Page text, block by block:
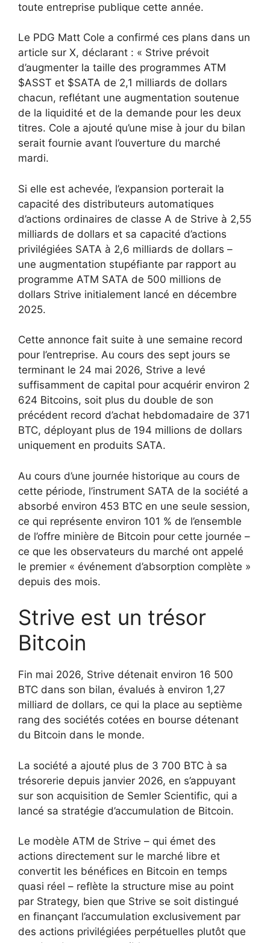
toute entreprise publique cette année.
Le PDG Matt Cole a confirmé ces plans dans un
article sur X, déclarant : « Strive prévoit
d’augmenter la taille des programmes ATM
$ASST et $SATA de 2,1 milliards de dollars
chacun, reflétant une augmentation soutenue
de la liquidité et de la demande pour les deux
titres. Cole a ajouté qu’une mise à jour du bilan
serait fournie avant l’ouverture du marché
mardi.
Si elle est achevée, l’expansion porterait la
capacité des distributeurs automatiques
d’actions ordinaires de classe A de Strive à 2,55
milliards de dollars et sa capacité d’actions
privilégiées SATA à 2,6 milliards de dollars –
une augmentation stupéfiante par rapport au
programme ATM SATA de 500 millions de
dollars Strive initialement lancé en décembre
2025.
Cette annonce fait suite à une semaine record
pour l’entreprise. Au cours des sept jours se
terminant le 24 mai 2026, Strive a levé
suffisamment de capital pour acquérir environ 2
624 Bitcoins, soit plus du double de son
précédent record d’achat hebdomadaire de 371
BTC, déployant plus de 194 millions de dollars
uniquement en produits SATA.
Au cours d’une journée historique au cours de
cette période, l’instrument SATA de la société a
absorbé environ 453 BTC en une seule session,
ce qui représente environ 101 % de l’ensemble
de l’offre minière de Bitcoin pour cette journée –
ce que les observateurs du marché ont appelé
le premier « événement d’absorption complète »
depuis des mois.
Strive est un trésor
Bitcoin
Fin mai 2026, Strive détenait environ 16 500
BTC dans son bilan, évalués à environ 1,27
milliard de dollars, ce qui la place au septième
rang des sociétés cotées en bourse détenant
du Bitcoin dans le monde.
La société a ajouté plus de 3 700 BTC à sa
trésorerie depuis janvier 2026, en s’appuyant
sur son acquisition de Semler Scientific, qui a
lancé sa stratégie d’accumulation de Bitcoin.
Le modèle ATM de Strive – qui émet des
actions directement sur le marché libre et
convertit les bénéfices en Bitcoin en temps
quasi réel – reflète la structure mise au point
par Strategy, bien que Strive se soit distingué
en finançant l’accumulation exclusivement par
des actions privilégiées perpétuelles plutôt que